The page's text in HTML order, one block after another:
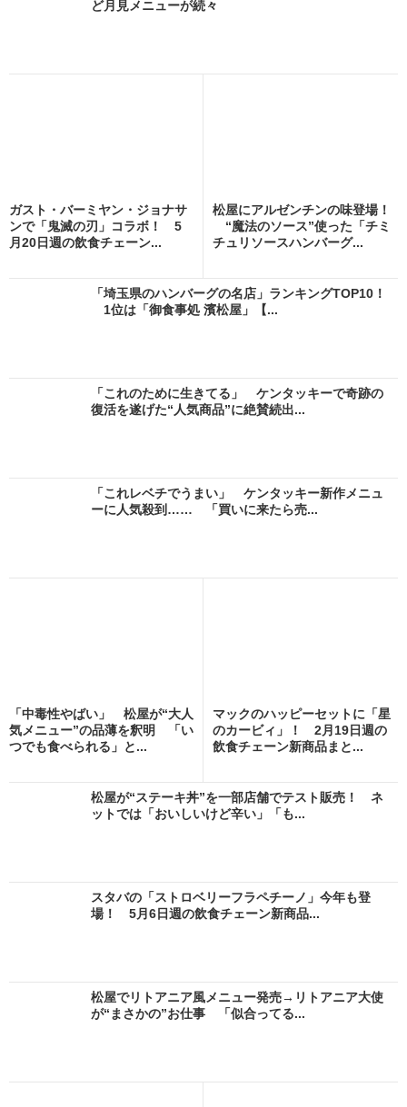
ど月見メニューが続々
ガスト・バーミヤン・ジョナサ
ンで「鬼滅の刃」コラボ！ 5
月20日週の飲食チェーン...
松屋にアルゼンチンの味登場！
“魔法のソース”使った「チミ
チュリソースハンバーグ...
「埼玉県のハンバーグの名店」ランキングTOP10！
1位は「御食事処 濱松屋」【...
「これのために生きてる」 ケンタッキーで奇跡の
復活を遂げた“人気商品”に絶賛続出...
「これレベチでうまい」 ケンタッキー新作メニュ
ーに人気殺到…… 「買いに来たら売...
「中毒性やばい」 松屋が“大人
気メニュー”の品薄を釈明 「い
つでも食べられる」と...
マックのハッピーセットに「星
のカービィ」！ 2月19日週の
飲食チェーン新商品まと...
松屋が“ステーキ丼”を一部店舗でテスト販売！ ネ
ットでは「おいしいけど辛い」「も...
スタバの「ストロベリーフラペチーノ」今年も登
場！ 5月6日週の飲食チェーン新商品...
松屋でリトアニア風メニュー発売→リトアニア大使
が“まさかの”お仕事 「似合ってる...